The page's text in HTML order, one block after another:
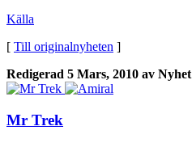
Källa
[ Till originalnyheten ]
Redigerad 5 Mars, 2010 av Nyhet
Mr Trek